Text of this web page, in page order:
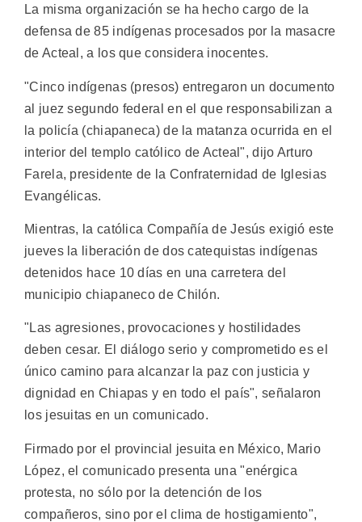
La misma organización se ha hecho cargo de la
defensa de 85 indígenas procesados por la masacre
de Acteal, a los que considera inocentes.
"Cinco indígenas (presos) entregaron un documento
al juez segundo federal en el que responsabilizan a
la policía (chiapaneca) de la matanza ocurrida en el
interior del templo católico de Acteal", dijo Arturo
Farela, presidente de la Confraternidad de Iglesias
Evangélicas.
Mientras, la católica Compañía de Jesús exigió este
jueves la liberación de dos catequistas indígenas
detenidos hace 10 días en una carretera del
municipio chiapaneco de Chilón.
"Las agresiones, provocaciones y hostilidades
deben cesar. El diálogo serio y comprometido es el
único camino para alcanzar la paz con justicia y
dignidad en Chiapas y en todo el país", señalaron
los jesuitas en un comunicado.
Firmado por el provincial jesuita en México, Mario
López, el comunicado presenta una "enérgica
protesta, no sólo por la detención de los
compañeros, sino por el clima de hostigamiento",